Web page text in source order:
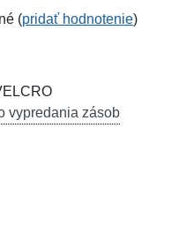
(pridať hodnotenie)
vypredania zásob